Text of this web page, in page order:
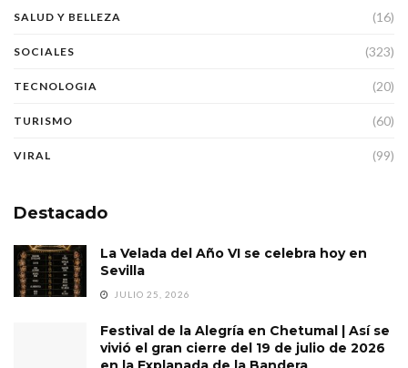
SALUD Y BELLEZA (16)
SOCIALES (323)
TECNOLOGIA (20)
TURISMO (60)
VIRAL (99)
Destacado
La Velada del Año VI se celebra hoy en
Sevilla
JULIO 25, 2026
Festival de la Alegría en Chetumal | Así se
vivió el gran cierre del 19 de julio de 2026